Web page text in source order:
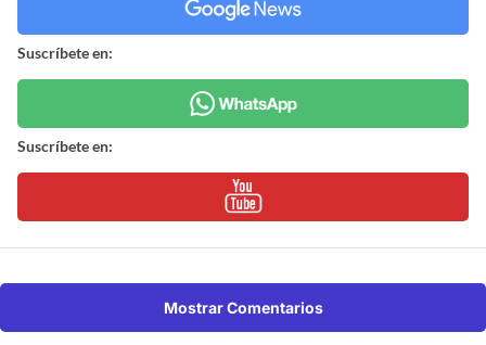
Suscríbete en:
Suscríbete en:
Mostrar Comentarios